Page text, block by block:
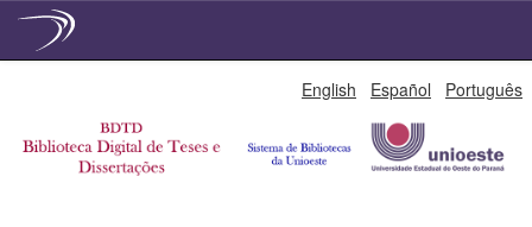
English Español Português